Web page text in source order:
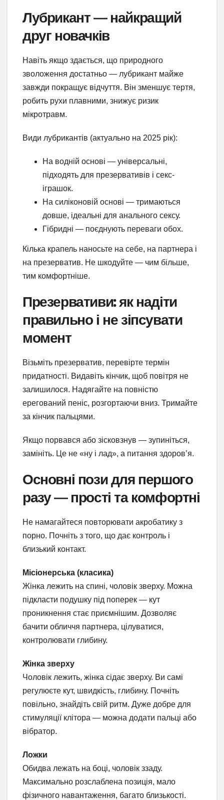
Лубрикант — найкращий
друг новачків
Навіть якщо здається, що природного
зволоження достатньо — лубрикант майже
завжди покращує відчуття. Він зменшує тертя,
робить рухи плавними, знижує ризик
мікротравм.
Види лубрикантів (актуально на 2025 рік):
На водній основі — універсальні,
підходять для презервативів і секс-
іграшок.
На силіконовій основі — тримаються
довше, ідеальні для анального сексу.
Гібридні — поєднують переваги обох.
Кілька крапель наносьте на себе, на партнера і
на презерватив. Не шкодуйте — чим більше,
тим комфортніше.
Презервативи: як надіти
правильно і не зіпсувати
момент
Візьміть презерватив, перевірте термін
придатності. Видавіть кінчик, щоб повітря не
залишилося. Надягайте на повністю
ерегований пеніс, розгортаючи вниз. Тримайте
за кінчик пальцями.
Якщо порвався або зісковзнув — зупиніться,
замініть. Це не «ну і лад», а питання здоров’я.
Основні пози для першого
разу — прості та комфортні
Не намагайтеся повторювати акробатику з
порно. Почніть з того, що дає контроль і
близький контакт.
Місіонерська (класика)
Жінка лежить на спині, чоловік зверху. Можна
підкласти подушку під поперек — кут
проникнення стає приємнішим. Дозволяє
бачити обличчя партнера, цілуватися,
контролювати глибину.
Жінка зверху
Чоловік лежить, жінка сідає зверху. Ви самі
регулюєте кут, швидкість, глибину. Почніть
повільно, знайдіть свій ритм. Дуже добре для
стимуляції клітора — можна додати пальці або
вібратор.
Ложки
Обидва лежать на боці, чоловік ззаду.
Максимально розслаблена позиція, мало
фізичного навантаження, багато близькості.